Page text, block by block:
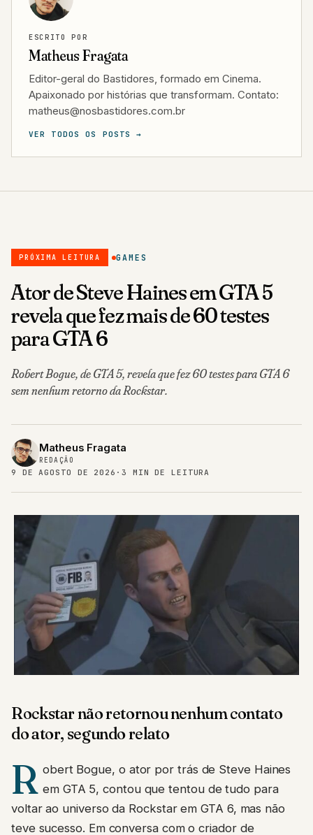
ESCRITO POR
Matheus Fragata
Editor-geral do Bastidores, formado em Cinema.
Apaixonado por histórias que transformam. Contato:
matheus@nosbastidores.com.br
VER TODOS OS POSTS →
PRÓXIMA LEITURA GAMES
Ator de Steve Haines em GTA 5
revela que fez mais de 60 testes
para GTA 6
Robert Bogue, de GTA 5, revela que fez 60 testes para GTA 6
sem nenhum retorno da Rockstar.
Matheus Fragata
REDAÇÃO
9 DE AGOSTO DE 2026 · 3 MIN DE LEITURA
Rockstar não retornou nenhum contato
do ator, segundo relato
R obert Bogue, o ator por trás de Steve Haines
em GTA 5, contou que tentou de tudo para
voltar ao universo da Rockstar em GTA 6, mas não
teve sucesso. Em conversa com o criador de